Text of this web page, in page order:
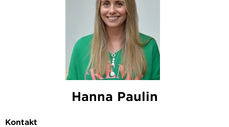
Hanna Paulin
Kontakt